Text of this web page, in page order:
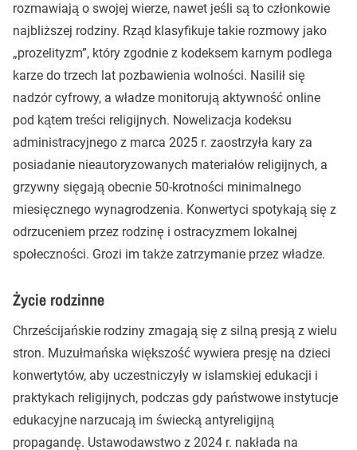
rozmawiają o swojej wierze, nawet jeśli są to członkowie
najbliższej rodziny. Rząd klasyfikuje takie rozmowy jako
„prozelityzm”, który zgodnie z kodeksem karnym podlega
karze do trzech lat pozbawienia wolności. Nasilił się
nadzór cyfrowy, a władze monitorują aktywność online
pod kątem treści religijnych. Nowelizacja kodeksu
administracyjnego z marca 2025 r. zaostrzyła kary za
posiadanie nieautoryzowanych materiałów religijnych, a
grzywny sięgają obecnie 50-krotności minimalnego
miesięcznego wynagrodzenia. Konwertyci spotykają się z
odrzuceniem przez rodzinę i ostracyzmem lokalnej
społeczności. Grozi im także zatrzymanie przez władze.
Życie rodzinne
Chrześcijańskie rodziny zmagają się z silną presją z wielu
stron. Muzułmańska większość wywiera presję na dzieci
konwertytów, aby uczestniczyły w islamskiej edukacji i
praktykach religijnych, podczas gdy państwowe instytucje
edukacyjne narzucają im świecką antyreligijną
propagandę. Ustawodawstwo z 2024 r. nakłada na